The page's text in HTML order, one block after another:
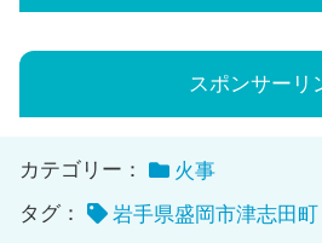
スポンサーリ
カテゴリー：
火事
タグ：
岩手県盛岡市津志田